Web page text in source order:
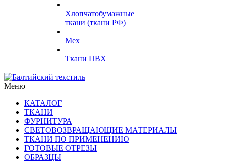
Хлопчатобумажные
ткани (ткани РФ)
Мех
Ткани ПВХ
Меню
КАТАЛОГ
ТКАНИ
ФУРНИТУРА
СВЕТОВОЗВРАЩАЮЩИЕ МАТЕРИАЛЫ
ТКАНИ ПО ПРИМЕНЕНИЮ
ГОТОВЫЕ ОТРЕЗЫ
ОБРАЗЦЫ